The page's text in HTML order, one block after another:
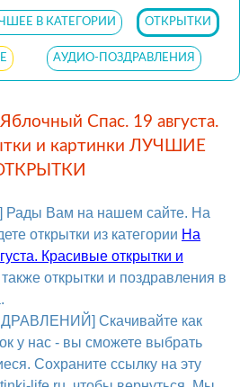
В КАТЕГОРИИ ОТКРЫТКИ
АУДИО-ПОЗДРАВЛЕНИЯ
Спас. 19 августа.
и картинки ЛУЧШИЕ
Вам на нашем сайте. На
открытки из категории На
Красивые открытки и
открытки и поздравления в
Скачивайте как
у нас - вы сможете выбрать
Сохраните ссылку на эту